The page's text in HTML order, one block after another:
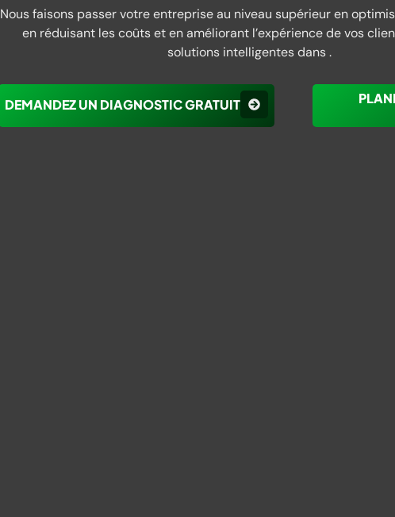
Nous faisons passer votre entreprise au niveau supérieur en
en réduisant les coûts et en améliorant l’expérience de vos
solutions intelligentes dans .
DEMANDEZ UN DIAGNOSTIC GRATUIT